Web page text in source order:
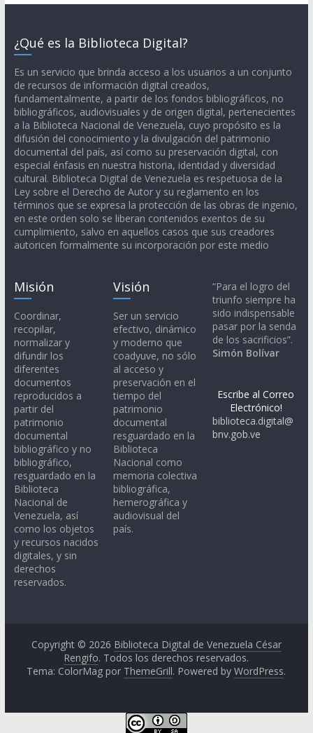
¿Qué es la Biblioteca Digital?
Es un servicio que brinda acceso a los usuarios a un conjunto
de recursos de información digital creados,
fundamentalmente, a partir de los fondos bibliográficos, no
bibliográficos, audiovisuales y de origen digital, pertenecientes
a la Biblioteca Nacional de Venezuela, cuyo propósito es la
difusión del conocimiento y la divulgación del patrimonio
documental del país, así como su preservación digital, con
especial énfasis en nuestra historia, identidad y diversidad
cultural. Biblioteca Digital de Venezuela es respetuosa de la
Ley sobre el Derecho de Autor y su reglamento en los
términos que se expresa la protección de las obras de ingenio,
en este orden solo se liberan contenidos exentos de su
cumplimiento, salvo en aquellos casos que sus creadores
autoricen formalmente su incorporación por este medio
Misión
Coordinar,
recopilar,
normalizar y
difundir los
diferentes
documentos
reproducidos a
partir del
patrimonio
documental
bibliográfico y no
bibliográfico,
resguardado en la
Biblioteca
Nacional de
Venezuela, así
como los objetos
y recursos nacidos
digitales, y sin
derechos
reservados.
Visión
Ser un servicio
efectivo, dinámico
y moderno que
coadyuve, no sólo
al acceso y
preservación en el
tiempo del
patrimonio
documental
resguardado en la
Biblioteca
Nacional como
memoria colectiva
bibliográfica,
hemerográfica y
audiovisual del
país.
“Para el logro del
triunfo siempre ha
sido indispensable
pasar por la senda
de los sacrificios”.
Simón Bolívar
Escribe al Correo
Electrónico!
biblioteca.digital@
bnv.gob.ve
Copyright © 2026 Biblioteca Digital de Venezuela César
Rengifo. Todos los derechos reservados.
Tema: ColorMag por ThemeGrill. Powered byWordPress.